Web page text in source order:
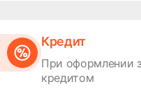
Кредит
При оформлении
кредитом